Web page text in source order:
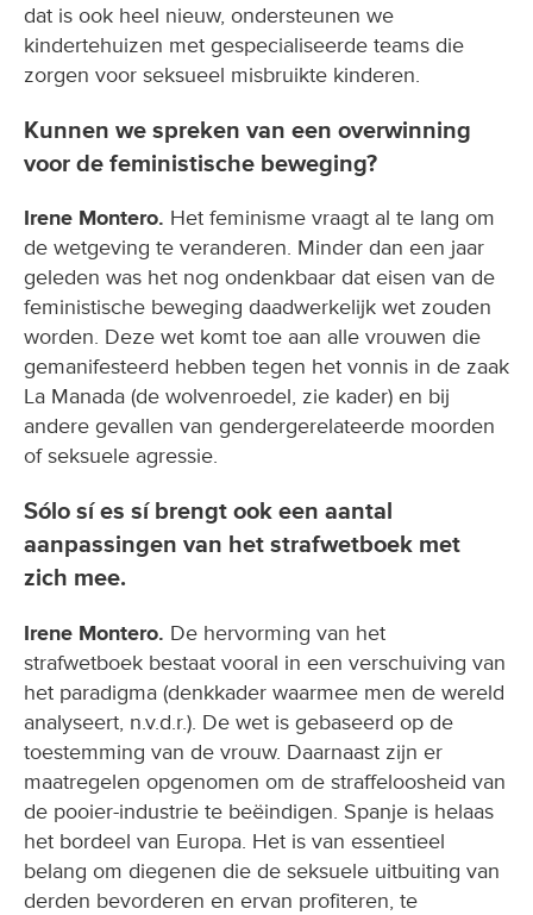
dat is ook heel nieuw, ondersteunen we
kindertehuizen met gespecialiseerde teams die
zorgen voor seksueel misbruikte kinderen.
Kunnen we spreken van een overwinning
voor de feministische beweging?
Irene Montero. Het feminisme vraagt al te lang om
de wetgeving te veranderen. Minder dan een jaar
geleden was het nog ondenkbaar dat eisen van de
feministische beweging daadwerkelijk wet zouden
worden. Deze wet komt toe aan alle vrouwen die
gemanifesteerd hebben tegen het vonnis in de zaak
La Manada (de wolvenroedel, zie kader) en bij
andere gevallen van gendergerelateerde moorden
of seksuele agressie.
Sólo sí es sí brengt ook een aantal
aanpassingen van het strafwetboek met
zich mee.
Irene Montero. De hervorming van het
strafwetboek bestaat vooral in een verschuiving van
het paradigma (denkkader waarmee men de wereld
analyseert, n.v.d.r.). De wet is gebaseerd op de
toestemming van de vrouw. Daarnaast zijn er
maatregelen opgenomen om de straffeloosheid van
de pooier-industrie te beëindigen. Spanje is helaas
het bordeel van Europa. Het is van essentieel
belang om diegenen die de seksuele uitbuiting van
derden bevorderen en ervan profiteren, te